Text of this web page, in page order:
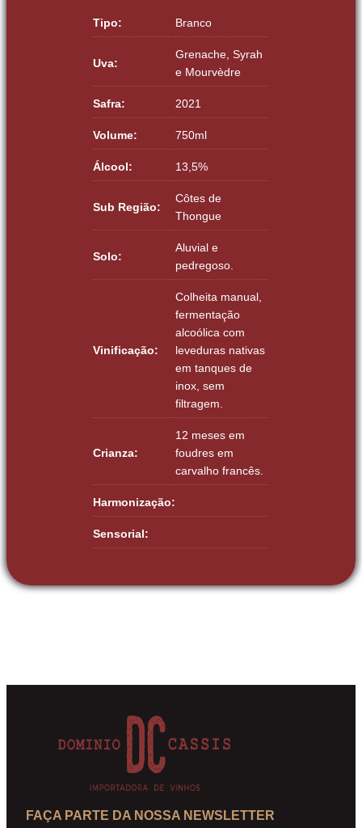
Tipo: Branco
Uva:
Grenache, Syrah
e Mourvèdre
Safra: 2021
Volume: 750ml
Álcool: 13,5%
Sub Região:
Côtes de
Thongue
Solo:
Aluvial e
pedregoso.
Vinificação:
Colheita manual,
fermentação
alcoólica com
leveduras nativas
em tanques de
inox, sem
filtragem.
Crianza:
12 meses em
foudres em
carvalho francês.
Harmonização:
Sensorial:
FAÇA PARTE DA NOSSA NEWSLETTER